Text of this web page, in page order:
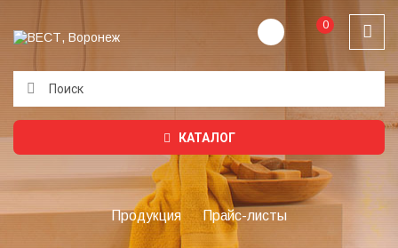
0
КАТАЛОГ
Продукция Прайс-листы